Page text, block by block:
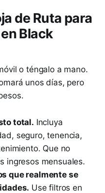
de Ruta para
Black
o téngalo a mano.
unos días, pero
total. Incluya
seguro, tenencia,
Que no
ingresos mensuales.
que realmente se
Use filtros en